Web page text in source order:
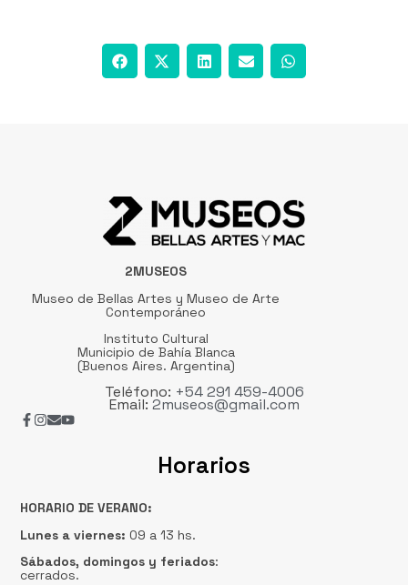
2MUSEOS
Museo de Bellas Artes y Museo de Arte
Contemporáneo
Instituto Cultural
Municipio de Bahía Blanca
(Buenos Aires. Argentina)
Teléfono: +54 291 459-4006
Email: 2museos@gmail.com
Horarios
HORARIO DE VERANO:
Lunes a viernes: 09 a 13 hs.
Sábados, domingos y feriados:
cerrados.